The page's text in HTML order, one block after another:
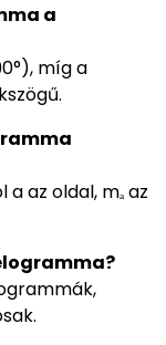
a
míg a
az oldal, mₐ az